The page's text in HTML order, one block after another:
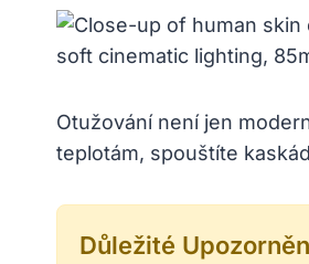
Otužování není jen
teplotám, spouštíte
Důležité